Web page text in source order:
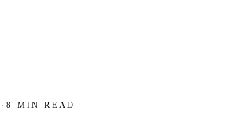
· 8 MIN READ